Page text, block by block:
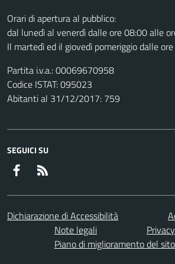
Orari di apertura al pubblico:
dal lunedì al venerdì dalle ore 08:00 alle
Il martedì ed il giovedì pomeriggio dalle
Partita i.v.a.: 00069670958
Codice ISTAT: 095023
Abitanti al 31/12/2017: 759
SEGUICI SU
Facebook
Dichiarazione di Accessibilità
Note legali
Privacy
Piano di miglioramento del sito